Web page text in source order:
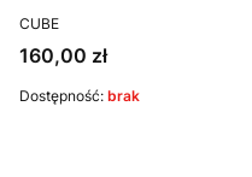
PRODUCENT
CUBE
Cena
160,00 zł
Dostępność: brak